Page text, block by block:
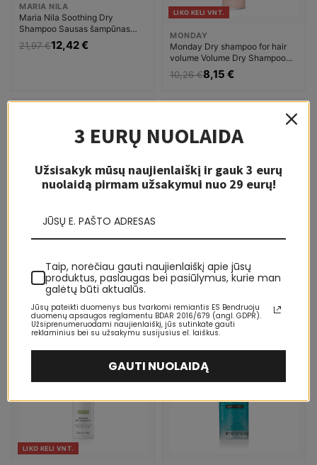
MARIA NILA
Maria Nila Soothing Dry
Shampoo Sausas šampūnas
Unisex
21,97 €12,42 €
LIKO KELI VNT.
MONDAY
Monday Dry shampoo for hair
volume Volume Dry Shampoo
Sausas šampūnas Moterims
10,26 €8,15 €
Monday Dry shampoo for dark
hair Brunette Dry Shampoo
Sausas šampūnas Moterims
10,78 €8,15 €
5-10 D.
Monday Dry shampoo Original
Dry Shampoo Sausas šampūnas
Moterims
-24%
3-10 D.
LIKO KELI VNT.
-13%
3-10 D.
3 EURŲ NUOLAIDA
Užsisakyk mūsų naujienlaiškį ir gauk 3 eurų
nuolaidą pirmam užsakymui nuo 29 eurų!
Taip, norėčiau gauti naujienlaiškį apie jūsų
produktus, paslaugas bei pasiūlymus, kurie man
galėtų būti aktualūs.
Jūsų pateikti duomenys bus tvarkomi remiantis ES Bendruoju
duomenų apsaugos reglamentu BDAR 2016/679 (angl. GDPR).
Užsiprenumeruodami naujienlaiškį, jūs sutinkate gauti
reklaminius bei su užsakymu susijusius el. laiškus.
GAUTI NUOLAIDĄ